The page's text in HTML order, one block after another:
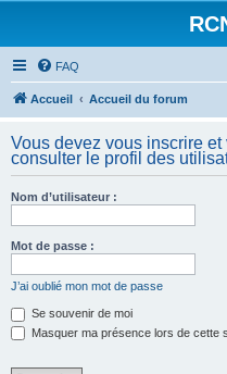
FAQ
Accueil Accueil du forum
Vous devez vous inscrire
consulter le profil des
Nom d’utilisateur :
Mot de passe :
J’ai oublié mon mot de passe
Se souvenir de moi
Masquer ma présence lors de cette
Panneau de gestion des cookies